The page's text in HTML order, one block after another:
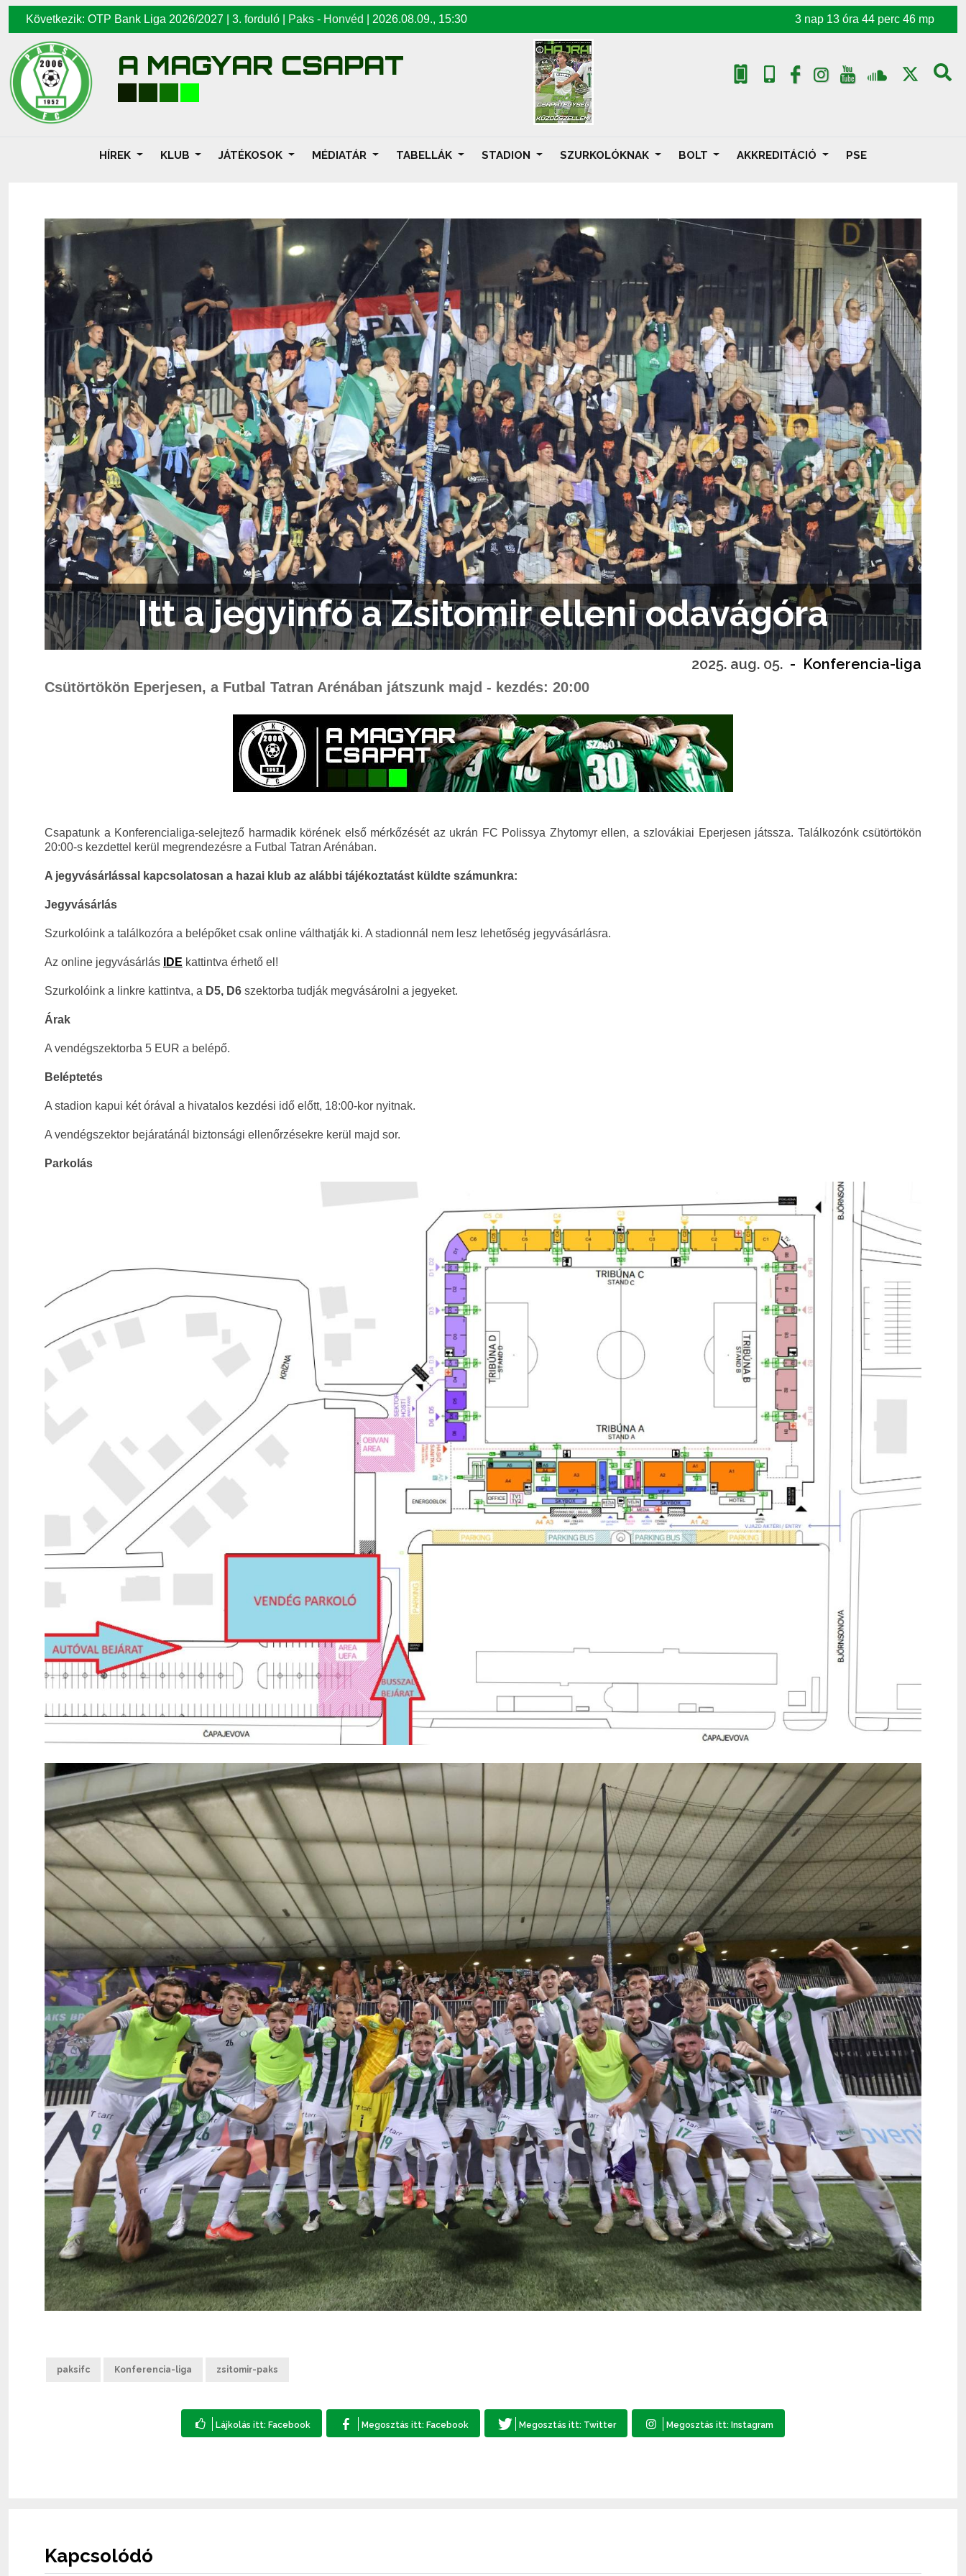
Következik: OTP Bank Liga 2026/2027 | 3. forduló | Paks - Honvéd 2026.08.09., 15:30 3 nap 13 óra 44 perc 44 mp
A MAGYAR CSAPAT
HÍREK KLUB JÁTÉKOSOK MÉDIATÁR TABELLÁK STADION SZURKOLÓKNAK BOLT AKKREDITÁCIÓ PSE
Itt a jegyinfó a Zsitomir elleni odavágóra
2025. aug. 05. - Konferencia-liga
Csütörtökön Eperjesen, a Futbal Tatran Arénában játszunk majd - kezdés: 20:00
Csapatunk a Konferencialiga-selejtező harmadik körének első mérkőzését az ukrán FC Polissya Zhytomyr ellen, a szlovákiai Eperjesen játssza. Találkozónk csütörtökön
20:00-s kezdettel kerül megrendezésre a Futbal Tatran Arénában.
A jegyvásárlással kapcsolatosan a hazai klub az alábbi tájékoztatást küldte számunkra:
Jegyvásárlás
Szurkolóink a találkozóra a belépőket csak online válthatják ki. A stadionnál nem lesz lehetőség jegyvásárlásra.
Az online jegyvásárlás IDE kattintva érhető el!
Szurkolóink a linkre kattintva, a D5, D6 szektorba tudják megvásárolni a jegyeket.
Árak
A vendégszektorba 5 EUR a belépő.
Beléptetés
A stadion kapui két órával a hivatalos kezdési idő előtt, 18:00-kor nyitnak.
A vendégszektor bejáratánál biztonsági ellenőrzésekre kerül majd sor.
Parkolás
paksifc Konferencia-liga zsitomir-paks
Kapcsolódó